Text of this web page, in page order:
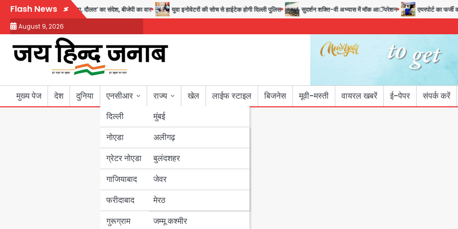
Skip
content
Flash News
युवाओं को ‘दर्द, डेटा, दौलत’ का संदेश, बीजेपी का वार युवा इनोवेटरों की सोच से हाईटेक होगी दिल्ली पुलिस सुदर्शन शक्ति-वी अभ्यास में मॉक आॅपरेशन एयरपोर्ट का फर्जी
August 9, 2026
मुख्य पेज देश दुनिया
एनसीआर
दिल्ली
नोएडा
ग्रेटर नोएडा
गाजियाबाद
फरीदाबाद
गुरूग्राम
राज्य
मुंबई
उत्तर प्रदेश
अलीगढ़
बुलंदशहर
जेवर
मेरठ
बिहार
पंजाब
हरियाणा
जम्मू कश्मीर
खेल लाईफ स्टाइल बिजनेस मूवी-मस्ती वायरल खबरें ई-पेपर संपर्क करें